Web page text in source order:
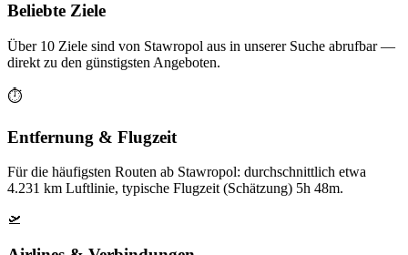
Beliebte Ziele
Über 10 Ziele sind von Stawropol aus in unserer Suche abrufbar —
direkt zu den günstigsten Angeboten.
⏱️
Entfernung & Flugzeit
Für die häufigsten Routen ab Stawropol: durchschnittlich etwa
4.231 km Luftlinie, typische Flugzeit (Schätzung) 5h 48m.
🛫